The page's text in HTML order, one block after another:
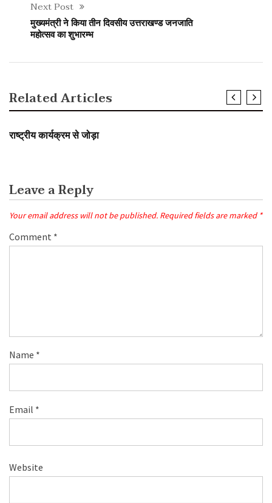
Next Post
मुख्यमंत्री ने किया तीन दिवसीय उत्तराखण्ड जनजाति
महोत्सव का शुभारम्भ
Related Articles
राष्ट्रीय कार्यक्रम से जोड़ा
Leave a Reply
Your email address will not be published. Required fields are marked *
Comment *
Name *
Email *
Website